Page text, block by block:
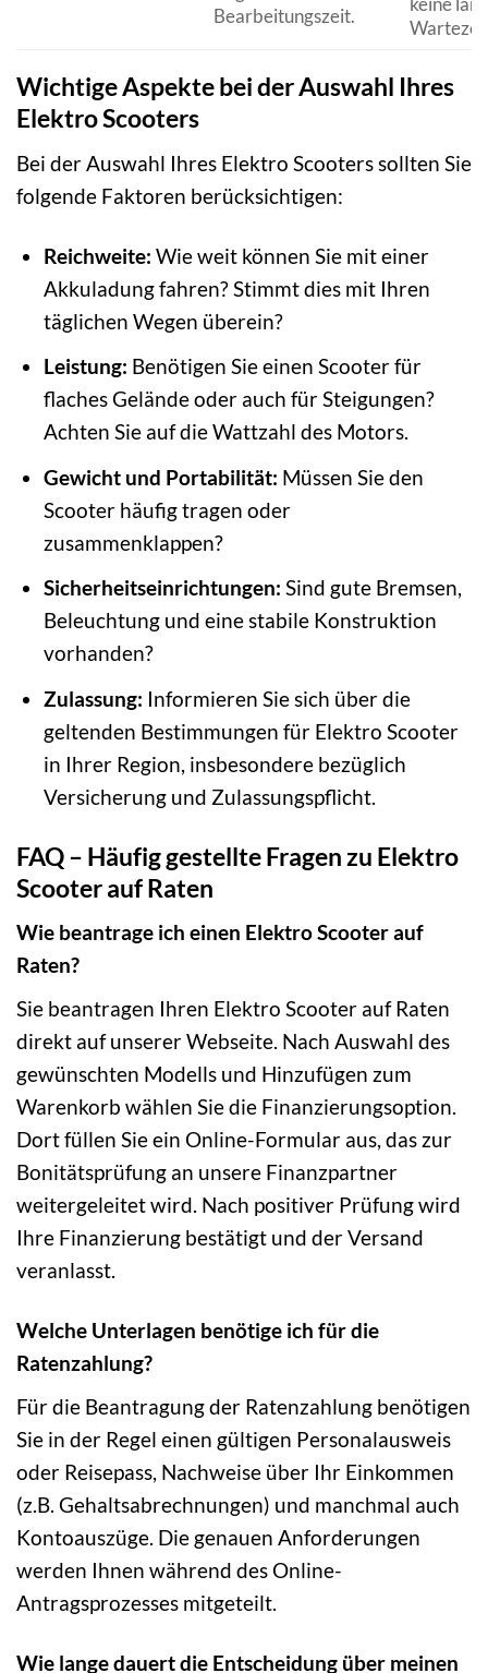
Bearbeitungszeit.
Wichtige Aspekte bei der Auswahl Ihres
Elektro Scooters
Bei der Auswahl Ihres Elektro Scooters sollten Sie
folgende Faktoren berücksichtigen:
Reichweite: Wie weit können Sie mit einer
Akkuladung fahren? Stimmt dies mit Ihren
täglichen Wegen überein?
Leistung: Benötigen Sie einen Scooter für
flaches Gelände oder auch für Steigungen?
Achten Sie auf die Wattzahl des Motors.
Gewicht und Portabilität: Müssen Sie den
Scooter häufig tragen oder
zusammenklappen?
Sicherheitseinrichtungen: Sind gute Bremsen,
Beleuchtung und eine stabile Konstruktion
vorhanden?
Zulassung: Informieren Sie sich über die
geltenden Bestimmungen für Elektro Scooter
in Ihrer Region, insbesondere bezüglich
Versicherung und Zulassungspflicht.
FAQ – Häufig gestellte Fragen zu Elektro
Scooter auf Raten
Wie beantrage ich einen Elektro Scooter auf
Raten?
Sie beantragen Ihren Elektro Scooter auf Raten
direkt auf unserer Webseite. Nach Auswahl des
gewünschten Modells und Hinzufügen zum
Warenkorb wählen Sie die Finanzierungsoption.
Dort füllen Sie ein Online-Formular aus, das zur
Bonitätsprüfung an unsere Finanzpartner
weitergeleitet wird. Nach positiver Prüfung wird
Ihre Finanzierung bestätigt und der Versand
veranlasst.
Welche Unterlagen benötige ich für die
Ratenzahlung?
Für die Beantragung der Ratenzahlung benötigen
Sie in der Regel einen gültigen Personalausweis
oder Reisepass, Nachweise über Ihr Einkommen
(z.B. Gehaltsabrechnungen) und manchmal auch
Kontoauszüge. Die genauen Anforderungen
werden Ihnen während des Online-
Antragsprozesses mitgeteilt.
Wie lange dauert die Entscheidung über meinen